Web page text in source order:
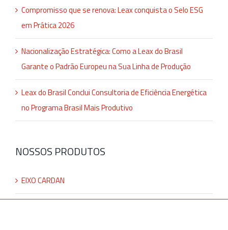
Compromisso que se renova: Leax conquista o Selo ESG
em Prática 2026
Nacionalização Estratégica: Como a Leax do Brasil
Garante o Padrão Europeu na Sua Linha de Produção
Leax do Brasil Conclui Consultoria de Eficiência Energética
no Programa Brasil Mais Produtivo
NOSSOS PRODUTOS
EIXO CARDAN